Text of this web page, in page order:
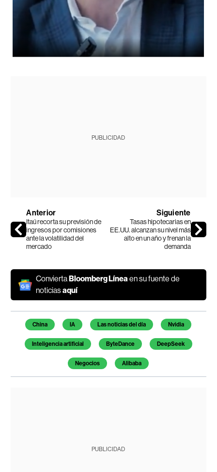
PUBLICIDAD
Anterior
Itaú recorta su previsión de
ingresos por comisiones
ante la volatilidad del
mercado
Siguiente
Tasas hipotecarias en
EE.UU. alcanzan su nivel más
alto en un año y frenan la
demanda
Convierta Bloomberg Líneaen su fuente de
noticiasaquí
Temas de este artículo
China IA Las noticias del día Nvidia
Inteligencia artificial ByteDance DeepSeek
Negocios Alibaba
PUBLICIDAD